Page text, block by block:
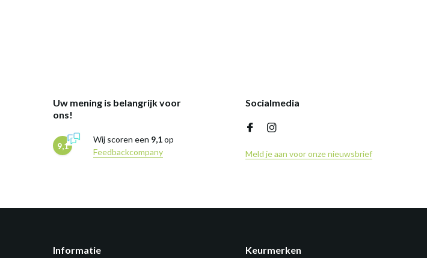
Uw mening is belangrijk voor
ons!
9,1
Wij scoren een 9,1op
Feedbackcompany
Socialmedia
Meld je aan voor onze nieuwsbrief
Informatie Keurmerken